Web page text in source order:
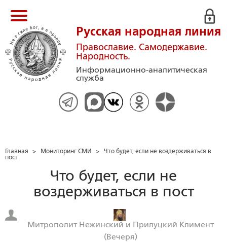
Русская народная линия
Православие. Самодержавие.
Народность.
Информационно-аналитическая
служба
Главная > Мониторинг СМИ > Что будет, если не воздерживаться в
пост
Что будет, если не
воздерживаться в пост
Митрополит Нежинский и Прилуцкий Климент
(Вечеря)